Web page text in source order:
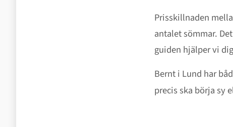
Prisskillnaden
antalet sömmar.
guiden hjälper vi
Bernt i Lund har
precis ska börja sy